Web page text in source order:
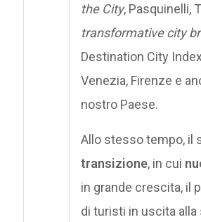
the City, Pasquinelli,
transformative city
Destination City
Venezia, Firenze e
nostro Paese.
Allo stesso tempo, il
transizione, in cui
in grande crescita, il
di turisti in uscita